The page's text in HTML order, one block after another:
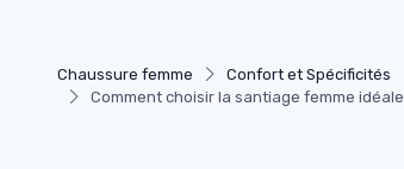
Chaussure femme Confort et Spécificités
Comment choisir la santiage femme